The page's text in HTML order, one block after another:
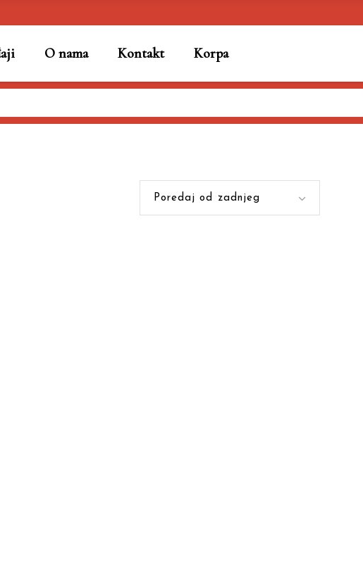
O nama Kontakt Korpa
Poredaj od zadnjeg